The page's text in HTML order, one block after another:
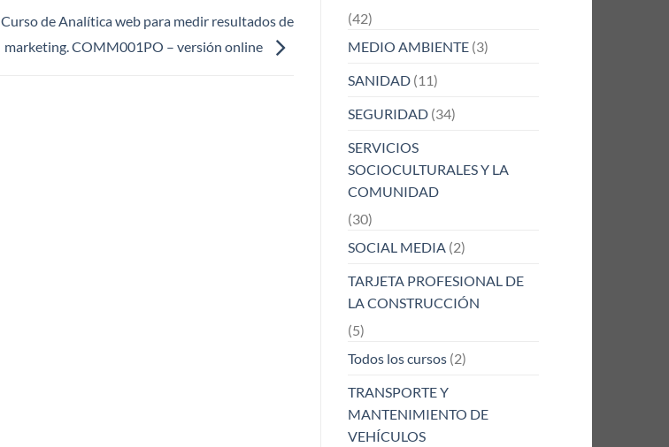
Curso de Analítica web para medir resultados de
marketing. COMM001PO – versión online
(42)
MEDIO AMBIENTE(3)
SANIDAD(11)
SEGURIDAD(34)
SERVICIOS
SOCIOCULTURALES Y LA
COMUNIDAD
(30)
SOCIAL MEDIA (2)
TARJETA PROFESIONAL DE
LA CONSTRUCCIÓN
(5)
Todos los cursos(2)
TRANSPORTE Y
MANTENIMIENTO DE
VEHÍCULOS